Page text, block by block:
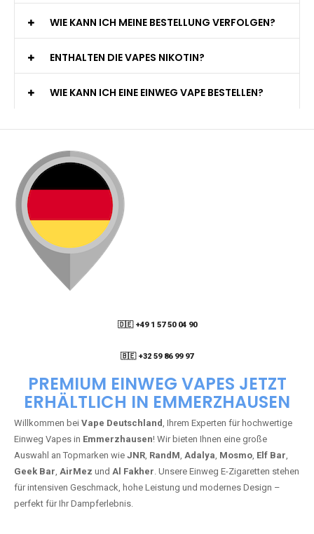
WIE KANN ICH MEINE BESTELLUNG VERFOLGEN?
ENTHALTEN DIE VAPES NIKOTIN?
WIE KANN ICH EINE EINWEG VAPE BESTELLEN?
🇩🇪 +49 1 57 50 04 90
🇧🇪 +32 59 86 99 97
PREMIUM EINWEG VAPES JETZT
ERHÄLTLICH IN EMMERZHAUSEN
Willkommen bei Vape Deutschland, Ihrem Experten für hochwertige
Einweg Vapes in Emmerzhausen! Wir bieten Ihnen eine große
Auswahl an Topmarken wie JNR, RandM, Adalya, Mosmo, Elf Bar,
Geek Bar, AirMez und Al Fakher. Unsere Einweg E-Zigaretten stehen
für intensiven Geschmack, hohe Leistung und modernes Design –
perfekt für Ihr Dampferlebnis.